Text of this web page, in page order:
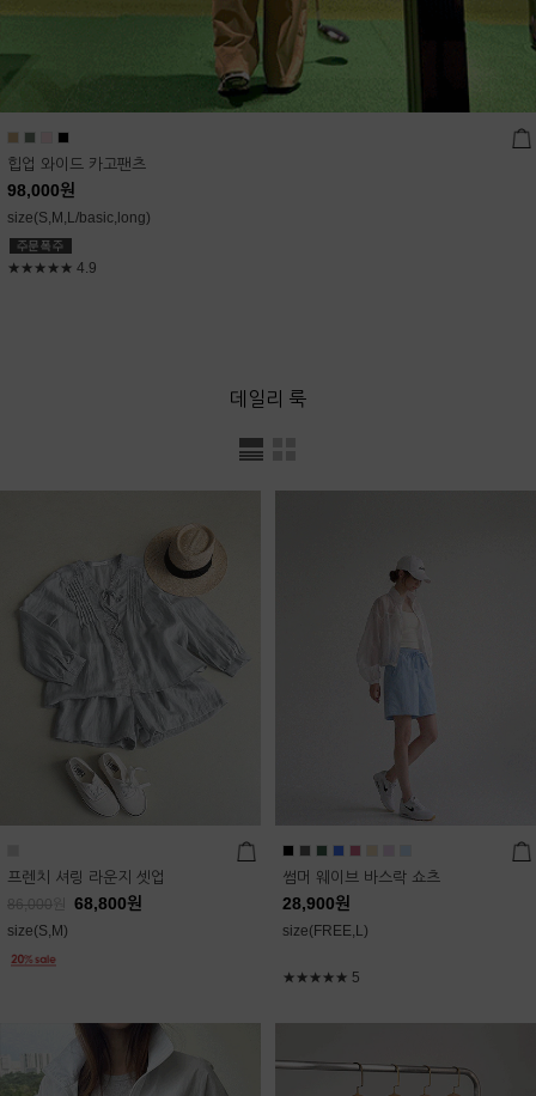
힙업 와이드 카고팬츠
98,000원
size(S,M,L/basic,long)
★★★★★ 4.9
데일리 룩
프렌치 셔링 라운지 셋업
86,000 68,800원
size(S,M)
썸머 웨이브 바스락 쇼츠
28,900원
size(FREE,L)
★★★★★ 5